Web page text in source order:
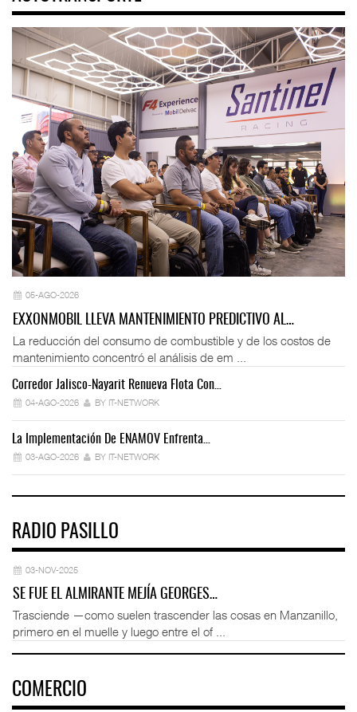
05-AGO-2026
EXXONMOBIL LLEVA MANTENIMIENTO PREDICTIVO AL…
La reducción del consumo de combustible y de los costos de
mantenimiento concentró el análisis de em ...
Corredor Jalisco-Nayarit Renueva Flota Con…
04-AGO-2026 BY IT-NETWORK
La Implementación De ENAMOV Enfrenta…
03-AGO-2026 BY IT-NETWORK
RADIO PASILLO
03-NOV-2025
SE FUE EL ALMIRANTE MEJÍA GEORGES…
Trasciende —como suelen trascender las cosas en Manzanillo,
primero en el muelle y luego entre el of ...
COMERCIO